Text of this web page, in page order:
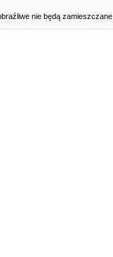
nie będą zamieszczane.